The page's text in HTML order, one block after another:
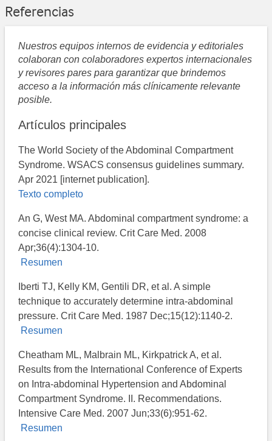
Referencias
Nuestros equipos internos de evidencia y editoriales
colaboran con colaboradores expertos internacionales
y revisores pares para garantizar que brindemos
acceso a la información más clínicamente relevante
posible.
Artículos principales
The World Society of the Abdominal Compartment
Syndrome. WSACS consensus guidelines summary.
Apr 2021 [internet publication].
Texto completo
An G, West MA. Abdominal compartment syndrome: a
concise clinical review. Crit Care Med. 2008
Apr;36(4):1304-10.
Resumen
Iberti TJ, Kelly KM, Gentili DR, et al. A simple
technique to accurately determine intra-abdominal
pressure. Crit Care Med. 1987 Dec;15(12):1140-2.
Resumen
Cheatham ML, Malbrain ML, Kirkpatrick A, et al.
Results from the International Conference of Experts
on Intra-abdominal Hypertension and Abdominal
Compartment Syndrome. II. Recommendations.
Intensive Care Med. 2007 Jun;33(6):951-62.
Resumen